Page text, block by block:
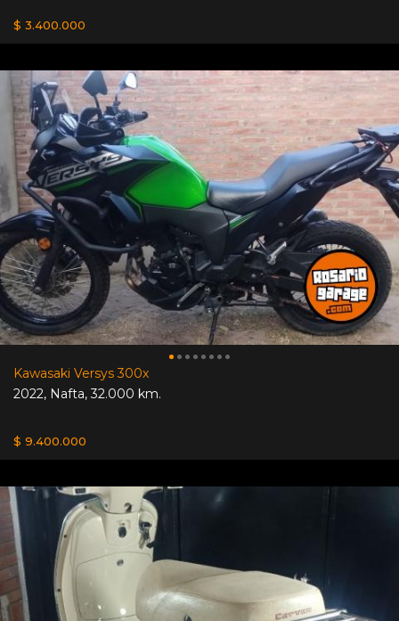
$ 3.400.000
Kawasaki Versys 300x
2022, Nafta,32.000 km.
$ 9.400.000